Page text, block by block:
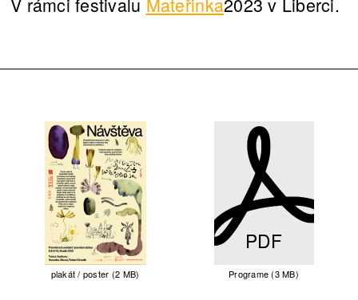
plakát / poster (2 MB)
PDF
Programe (3 MB)